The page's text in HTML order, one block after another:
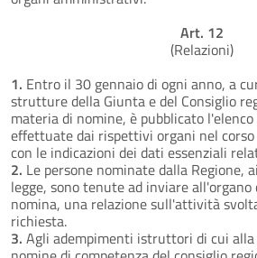
Art. 12
(Relazioni)
1. Entro il 30 gennaio di ogni anno, a
strutture della Giunta e del Consiglio
materia di nomine, è pubblicato
effettuate dai rispettivi organi nel
con le indicazioni dei dati essenziali
2. Le persone nominate dalla Regione,
legge, sono tenute ad inviare
nomina, una relazione sull'attività
richiesta.
3. Agli adempimenti istruttori di cui alla